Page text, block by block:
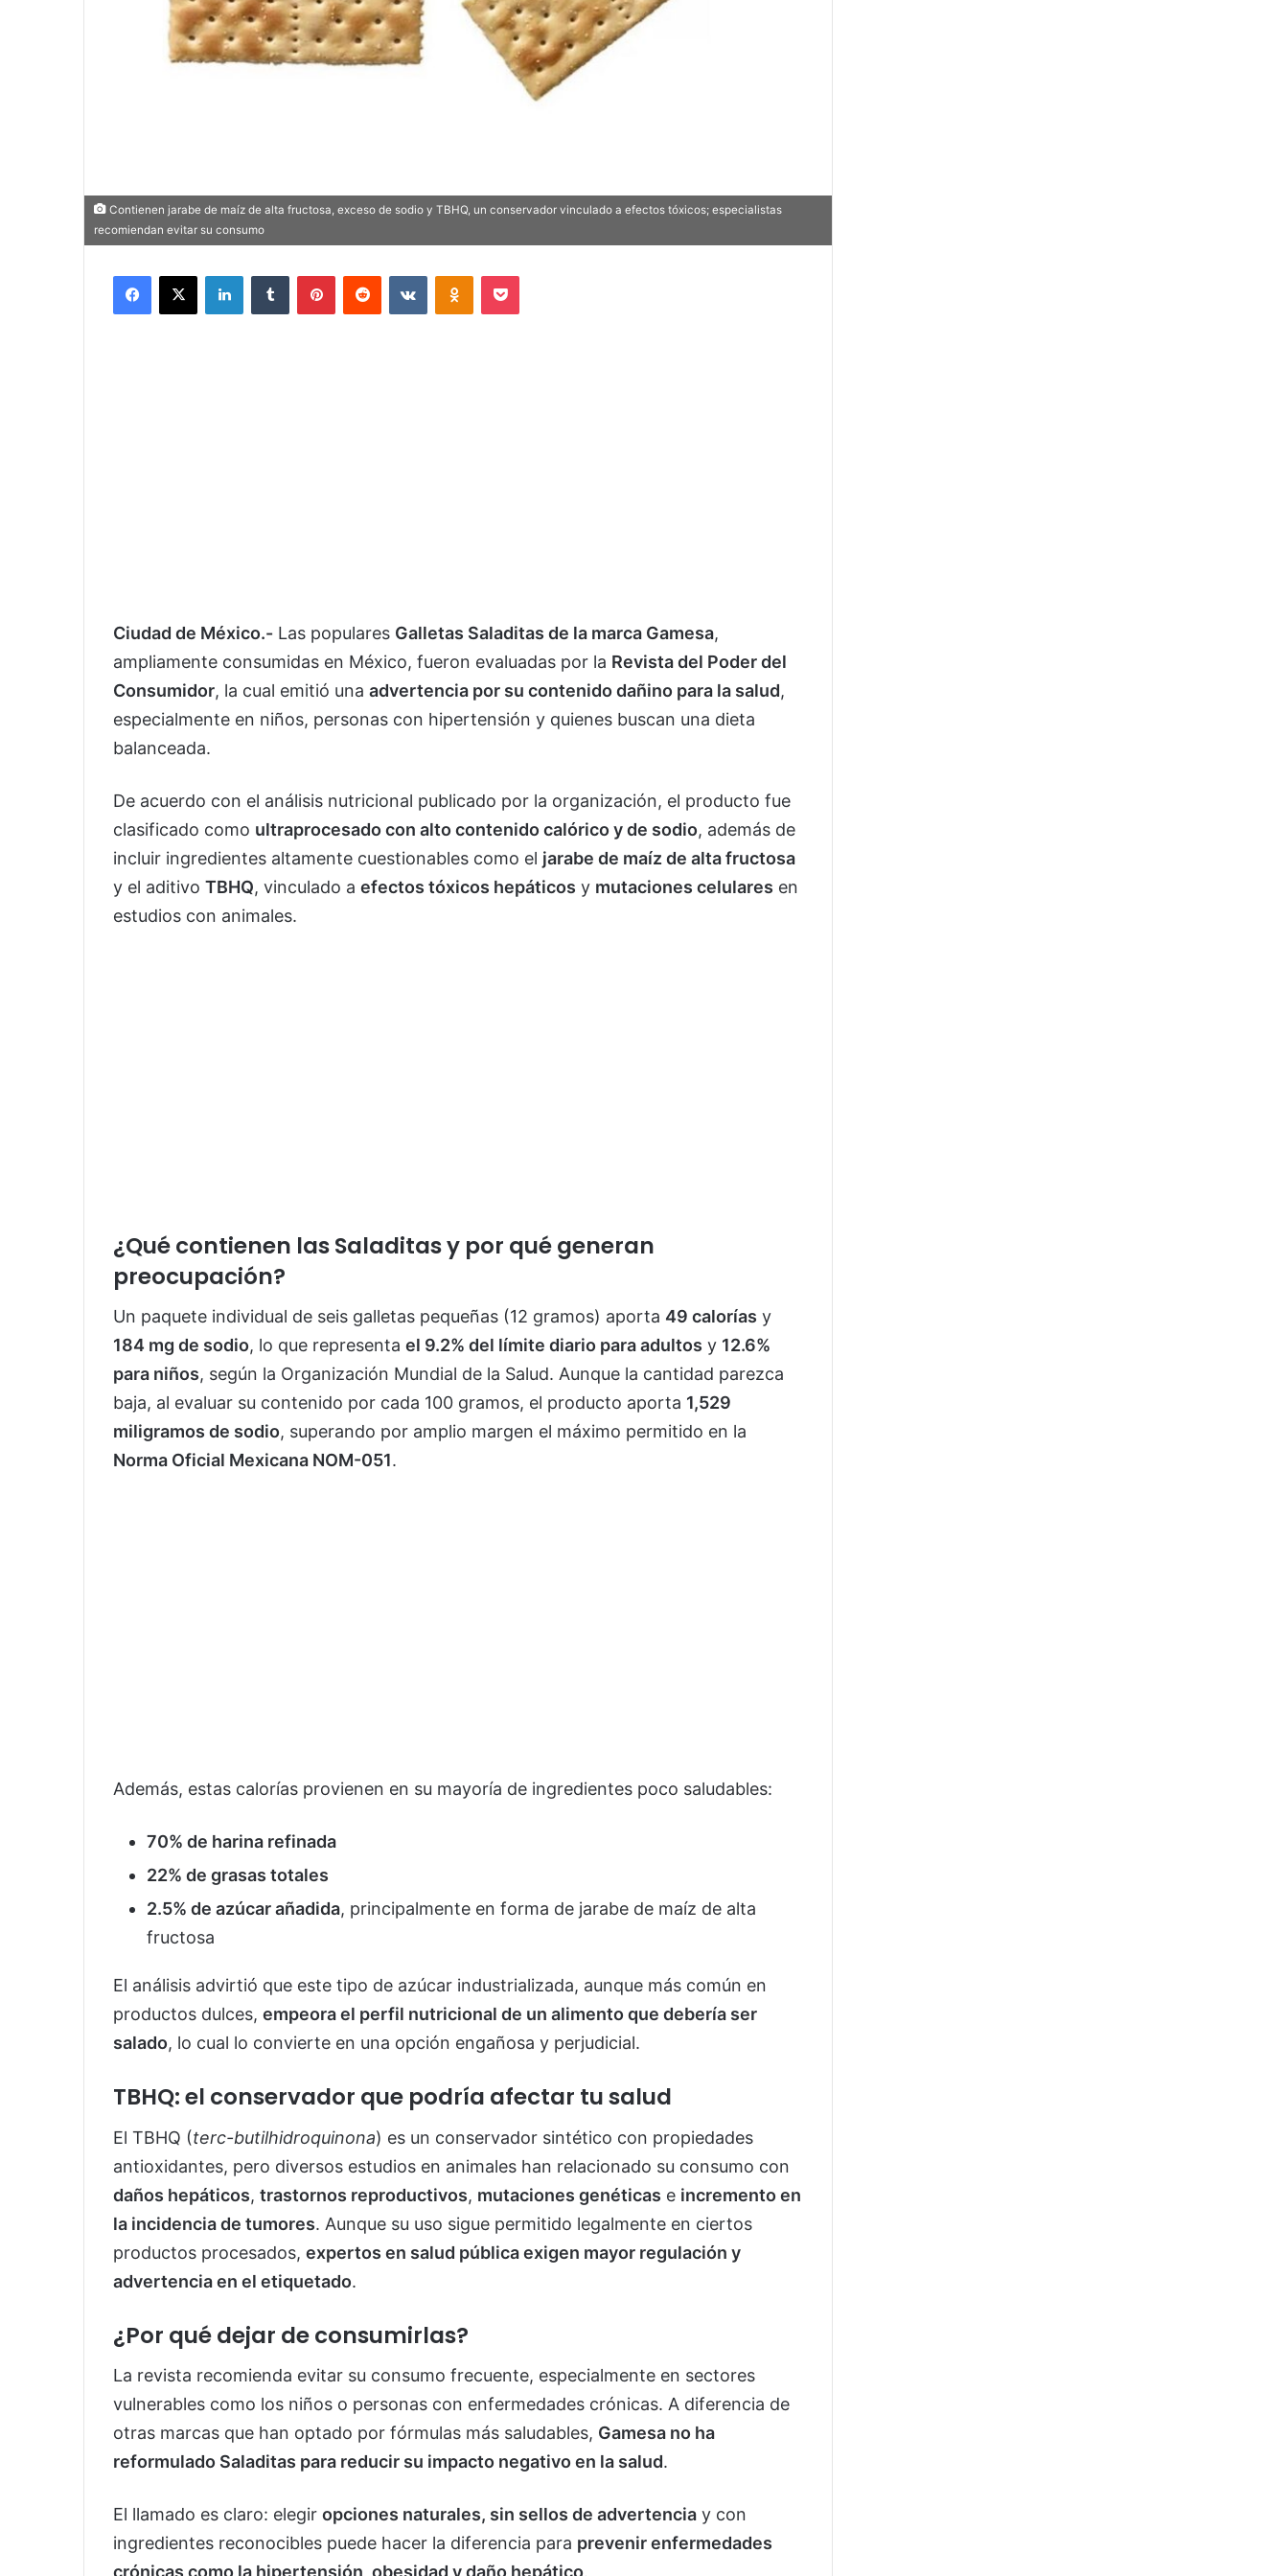
Contienen jarabe de maíz de alta fructosa, exceso de sodio y TBHQ, un conservador vinculado a efectos tóxicos; especialistas
recomiendan evitar su consumo
Facebook
X LinkedInTumblr PinterestReddit VKontakteOdnoklassniki
Pocket
Ciudad de México.- Las populares Galletas Saladitas de la marca Gamesa,
ampliamente consumidas en México, fueron evaluadas por la Revista del Poder del
Consumidor, la cual emitió una advertencia por su contenido dañino para la salud,
especialmente en niños, personas con hipertensión y quienes buscan una dieta
balanceada.
De acuerdo con el análisis nutricional publicado por la organización, el producto fue
clasificado como ultraprocesado con alto contenido calórico y de sodio, además de
incluir ingredientes altamente cuestionables como el jarabe de maíz de alta fructosa
y el aditivo TBHQ, vinculado a efectos tóxicos hepáticos y mutaciones celulares en
estudios con animales.
¿Qué contienen las Saladitas y por qué generan
preocupación?
Un paquete individual de seis galletas pequeñas (12 gramos) aporta 49 calorías y
184 mg de sodio, lo que representa el 9.2% del límite diario para adultos y 12.6%
para niños, según la Organización Mundial de la Salud. Aunque la cantidad parezca
baja, al evaluar su contenido por cada 100 gramos, el producto aporta 1,529
miligramos de sodio, superando por amplio margen el máximo permitido en la
Norma Oficial Mexicana NOM-051.
Además, estas calorías provienen en su mayoría de ingredientes poco saludables:
70% de harina refinada
22% de grasas totales
2.5% de azúcar añadida, principalmente en forma de jarabe de maíz de alta
fructosa
El análisis advirtió que este tipo de azúcar industrializada, aunque más común en
productos dulces, empeora el perfil nutricional de un alimento que debería ser
salado, lo cual lo convierte en una opción engañosa y perjudicial.
TBHQ: el conservador que podría afectar tu salud
El TBHQ (terc-butilhidroquinona) es un conservador sintético con propiedades
antioxidantes, pero diversos estudios en animales han relacionado su consumo con
daños hepáticos, trastornos reproductivos, mutaciones genéticas e incremento en
la incidencia de tumores. Aunque su uso sigue permitido legalmente en ciertos
productos procesados, expertos en salud pública exigen mayor regulación y
advertencia en el etiquetado.
¿Por qué dejar de consumirlas?
La revista recomienda evitar su consumo frecuente, especialmente en sectores
vulnerables como los niños o personas con enfermedades crónicas. A diferencia de
otras marcas que han optado por fórmulas más saludables, Gamesa no ha
reformulado Saladitas para reducir su impacto negativo en la salud.
El llamado es claro: elegir opciones naturales, sin sellos de advertencia y con
ingredientes reconocibles puede hacer la diferencia para prevenir enfermedades
crónicas como la hipertensión, obesidad y daño hepático